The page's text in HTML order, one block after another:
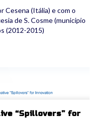
Cesena (Itália) e com o
de S. Cosme (município
(2012-2015)
“Spillovers” for